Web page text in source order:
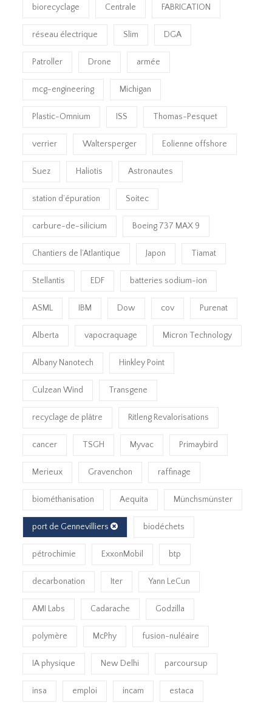
biorecyclage Centrale FABRICATION
réseau électrique Slim DGA
Patroller Drone armée
mcg-engineering Michigan
Plastic-Omnium ISS Thomas-Pesquet
verrier Waltersperger Eolienne offshore
Suez Haliotis Astronautes
station d’épuration Soitec
carbure-de-silicium Boeing 737 MAX 9
Chantiers de l’Atlantique Japon Tiamat
Stellantis EDF batteries sodium-ion
ASML IBM Dow cov Purenat
Alberta vapocraquage Micron Technology
Albany Nanotech Hinkley Point
Culzean Wind Transgene
recyclage de plâtre Ritleng Revalorisations
cancer TSGH Myvac Primaybird
Merieux Gravenchon raffinage
biométhanisation Aequita Münchsmünster
port de Gennevilliers biodéchets
pétrochimie ExxonMobil btp
decarbonation Iter Yann LeCun
AMI Labs Cadarache Godzilla
polymère McPhy fusion-nuléaire
IA physique New Delhi parcoursup
insa emploi incam estaca